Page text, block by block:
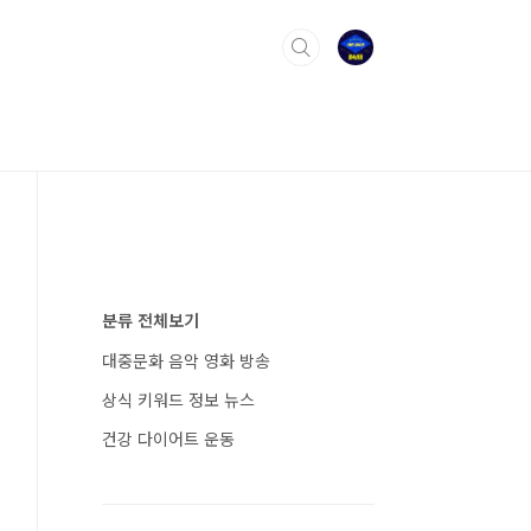
분류 전체보기
대중문화 음악 영화 방송
상식 키워드 정보 뉴스
건강 다이어트 운동